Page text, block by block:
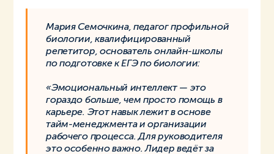
Мария Семочкина, педагог профильной
биологии, квалифицированный
репетитор, основатель онлайн-школы
по подготовке к ЕГЭ по биологии:
«Эмоциональный интеллект — это
гораздо больше, чем просто помощь в
карьере. Этот навык лежит в основе
тайм-менеджмента и организации
рабочего процесса. Для руководителя
это особенно важно. Лидер ведёт за